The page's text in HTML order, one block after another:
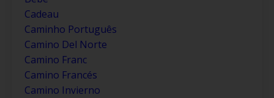
Cadeau
Caminho Português
Camino Del Norte
Camino Franc
Camino Francés
Camino Invierno